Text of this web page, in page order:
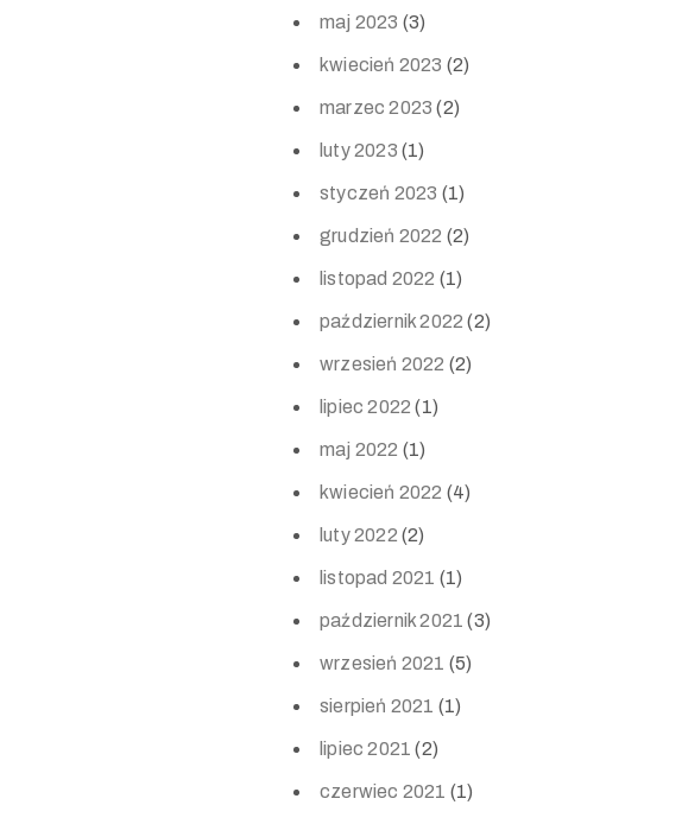
maj 2023 (3)
kwiecień 2023 (2)
marzec 2023 (2)
luty 2023 (1)
styczeń 2023 (1)
grudzień 2022 (2)
listopad 2022 (1)
październik 2022 (2)
wrzesień 2022 (2)
lipiec 2022 (1)
maj 2022 (1)
kwiecień 2022 (4)
luty 2022 (2)
listopad 2021 (1)
październik 2021 (3)
wrzesień 2021 (5)
sierpień 2021 (1)
lipiec 2021 (2)
czerwiec 2021 (1)